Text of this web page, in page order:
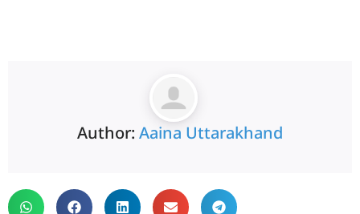
Author: Aaina Uttarakhand